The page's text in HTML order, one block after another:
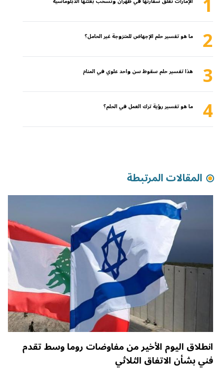
2 ما هو تفسير حلم الإجهاض للمتزوجة غير الحامل؟
3 هذا تفسير حلم سقوط سن واحد علوي في المنام
4 ما هو تفسير رؤية ترك العمل في الحلم؟
المقالات المرتبطة
انطلاق اليوم الأخير من مفاوضات روما وسط تقدم
فني بشأن الاتفاق الثلاثي